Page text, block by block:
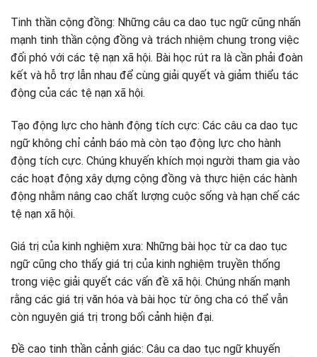
Tinh thần cộng đồng: Những câu ca dao tục ngữ cũng nhấn
mạnh tinh thần cộng đồng và trách nhiệm chung trong việc
đối phó với các tệ nạn xã hội. Bài học rút ra là cần phải đoàn
kết và hỗ trợ lẫn nhau để cùng giải quyết và giảm thiểu tác
động của các tệ nạn xã hội.
Tạo động lực cho hành động tích cực: Các câu ca dao tục
ngữ không chỉ cảnh báo mà còn tạo động lực cho hành
động tích cực. Chúng khuyến khích mọi người tham gia vào
các hoạt động xây dựng cộng đồng và thực hiện các hành
động nhằm nâng cao chất lượng cuộc sống và hạn chế các
tệ nạn xã hội.
Giá trị của kinh nghiệm xưa: Những bài học từ ca dao tục
ngữ cũng cho thấy giá trị của kinh nghiệm truyền thống
trong việc giải quyết các vấn đề xã hội. Chúng nhấn mạnh
rằng các giá trị văn hóa và bài học từ ông cha có thể vẫn
còn nguyên giá trị trong bối cảnh hiện đại.
Đề cao tinh thần cảnh giác: Câu ca dao tục ngữ khuyến